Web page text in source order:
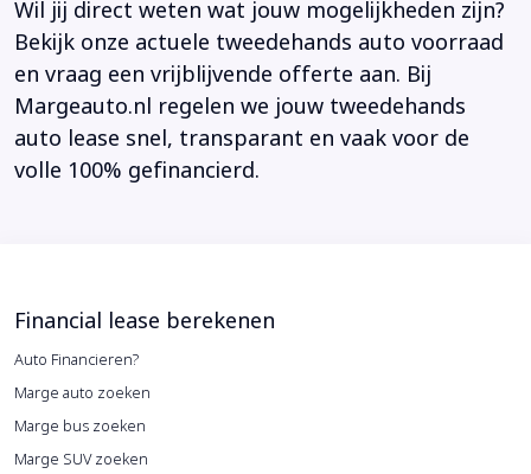
Wil jij direct weten wat jouw mogelijkheden zijn?
Bekijk onze actuele tweedehands auto voorraad
en vraag een vrijblijvende offerte aan. Bij
Margeauto.nl regelen we jouw tweedehands
auto lease snel, transparant en vaak voor de
volle 100% gefinancierd.
Financial lease berekenen
Auto Financieren?
Marge auto zoeken
Marge bus zoeken
Marge SUV zoeken